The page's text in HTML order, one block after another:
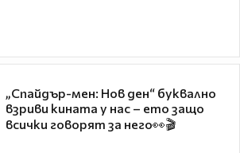
„Спайдър-мен: Нов ден“ буквално
взриви кината у нас – ето защо
всички говорят за него👀🎬